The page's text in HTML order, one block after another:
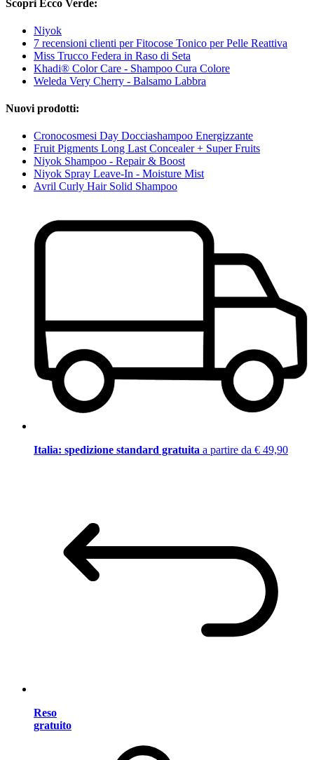
Scopri Ecco Verde:
Niyok
7 recensioni clienti per Fitocose Tonico per Pelle Reattiva
Miss Trucco Federa in Raso di Seta
Khadi® Color Care - Shampoo Cura Colore
Weleda Very Cherry - Balsamo Labbra
Nuovi prodotti:
Cronocosmesi Day Docciashampoo Energizzante
Fruit Pigments Long Last Concealer + Super Fruits
Niyok Shampoo - Repair & Boost
Niyok Spray Leave-In - Moisture Mist
Avril Curly Hair Solid Shampoo
Italia: spedizione standard gratuita a partire da € 49,90
Reso
gratuito